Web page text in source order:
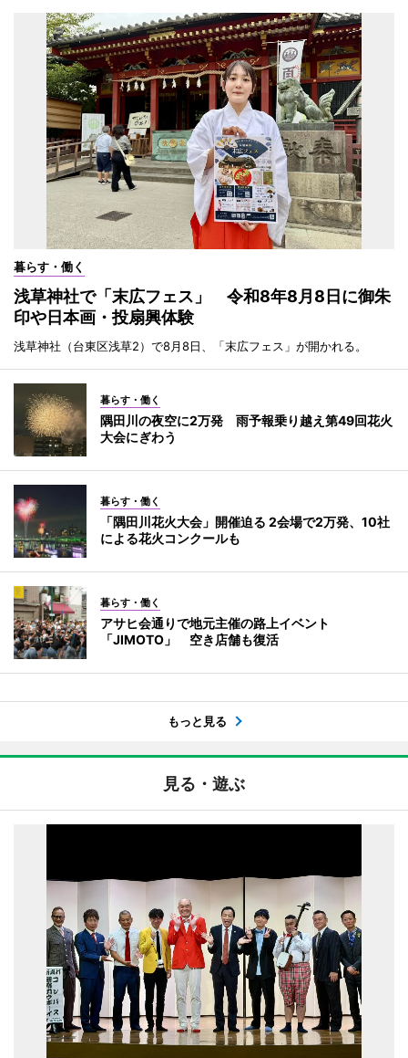
暮らす・働く
浅草神社で「末広フェス」 令和8年8月8日に御朱
印や日本画・投扇興体験
浅草神社（台東区浅草2）で8月8日、「末広フェス」が開かれる。
暮らす・働く
隅田川の夜空に2万発 雨予報乗り越え第49回花火
大会にぎわう
暮らす・働く
「隅田川花火大会」開催迫る 2会場で2万発、10社
による花火コンクールも
暮らす・働く
アサヒ会通りで地元主催の路上イベント
「JIMOTO」 空き店舗も復活
もっと見る
見る・遊ぶ